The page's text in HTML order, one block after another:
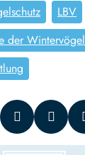
LBV
der Wintervögel